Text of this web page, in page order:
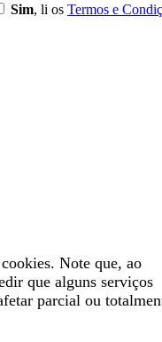
Sim, li os Termos e
Note que, ao
que alguns serviços
parcial ou